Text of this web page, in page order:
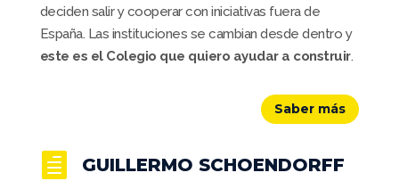
deciden salir y cooperar con iniciativas fuera de
España. Las instituciones se cambian desde dentro y
este es el Colegio que quiero ayudar a construir.
Saber más
 GUILLERMO SCHOENDORFF